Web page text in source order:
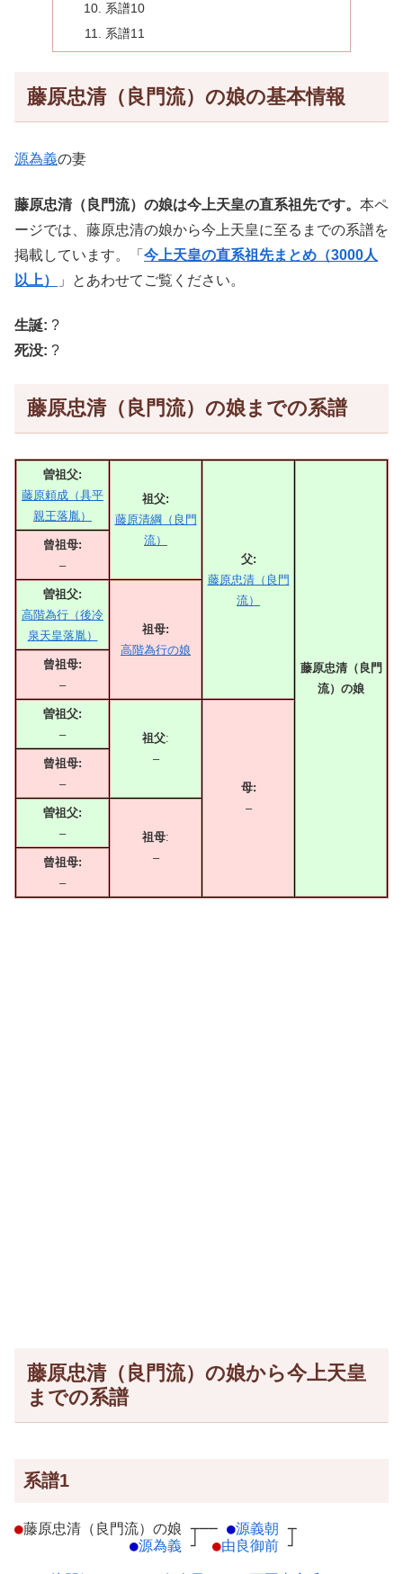
系譜10
系譜11
藤原忠清（良門流）の娘の基本情報
源為義の妻
藤原忠清（良門流）の娘は今上天皇の直系祖先です。 本ペ
ージでは、藤原忠清の娘から今上天皇に至るまでの系譜を
掲載しています。「 今上天皇の直系祖先まとめ（3000人
以上）
」とあわせてご覧ください。
生誕: ?
死没: ?
藤原忠清（良門流）の娘までの系譜
曽祖父:
藤原頼成（具平
親王落胤）
祖父:
藤原清綱（良門
流）
父:
藤原忠清（良門
流）
藤原忠清（良門
流）の娘
曾祖母:
–
曽祖父:
高階為行（後冷
泉天皇落胤）
祖母:
高階為行の娘
曾祖母:
–
曽祖父:
–
祖父:
–
母:
–
曾祖母:
–
曽祖父:
–
祖母:
–
曾祖母:
–
藤原忠清（良門流）の娘から今上天皇
までの系譜
系譜1
●藤原忠清（良門流）の娘 ┬
●源為義 ┘
── ●源義朝 ┬
●由良御前 ┘